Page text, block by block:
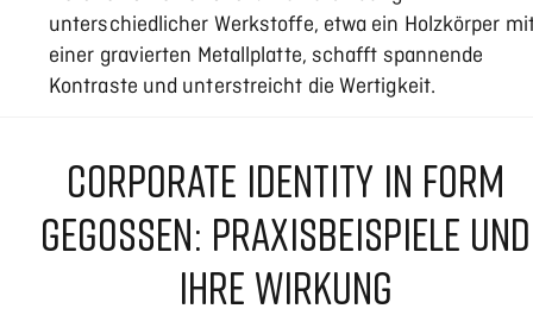
unterschiedlicher Werkstoffe, etwa ein Holzkörper
einer gravierten Metallplatte, schafft spannende
Kontraste und unterstreicht die Wertigkeit.
CORPORATE IDENTITY IN FORM
GEGOSSEN: PRAXISBEISPIELE UND
IHRE WIRKUNG